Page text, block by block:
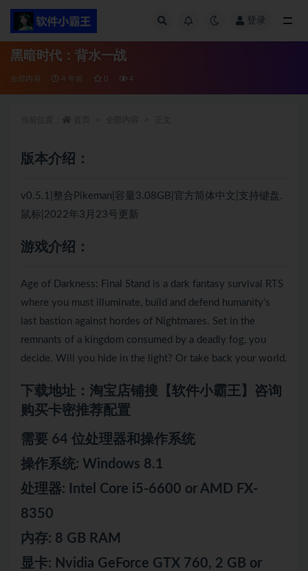
登录
黑暗时代：背水一战
全部内容 4 年前 0 4
版本介绍：
v0.5.1|整合Pikeman|容量3.08GB|官方简体中文|支持键盘.
鼠标|2022年3月23号更新
游戏介绍：
Age of Darkness: Final Stand is a dark fantasy survival RTS
where you must illuminate, build and defend humanity’s
last bastion against hordes of Nightmares. Set in the
remnants of a kingdom consumed by a deadly fog, you
decide. Will you hide in the light? Or take back your world.
下载地址：淘宝店铺搜【软件小霸王】咨询
购买卡密推荐配置
需要 64 位处理器和操作系统
操作系统: Windows 8.1
处理器: Intel Core i5-6600 or AMD FX-
8350
内存: 8 GB RAM
显卡: Nvidia GeForce GTX 760, 2 GB or